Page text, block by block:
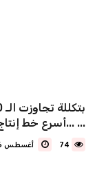
أسرع خط إنتاج للمياه في... ...
74